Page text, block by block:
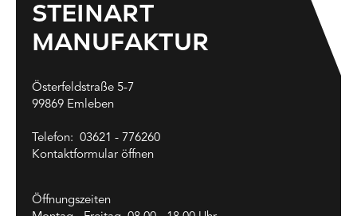
STEINART
MANUFAKTUR
Österfeldstraße 5-7
99869 Emleben
Telefon: 03621 - 776260
Kontaktformular öffnen
Öffnungszeiten